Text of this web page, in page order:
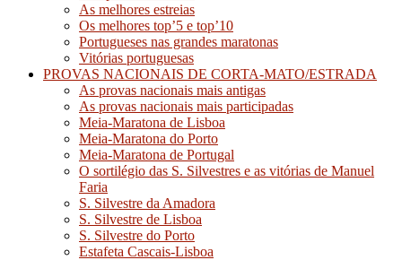
As melhores estreias
Os melhores top’5 e top’10
Portugueses nas grandes maratonas
Vitórias portuguesas
PROVAS NACIONAIS DE CORTA-MATO/ESTRADA
As provas nacionais mais antigas
As provas nacionais mais participadas
Meia-Maratona de Lisboa
Meia-Maratona do Porto
Meia-Maratona de Portugal
O sortilégio das S. Silvestres e as vitórias de Manuel
Faria
S. Silvestre da Amadora
S. Silvestre de Lisboa
S. Silvestre do Porto
Estafeta Cascais-Lisboa